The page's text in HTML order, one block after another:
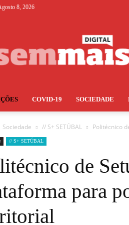
8, 2026
COVID-19 SOCIEDADE
Sociedade // S+ SETÚBAL Politécnico
// S+ SETÚBAL
de
para